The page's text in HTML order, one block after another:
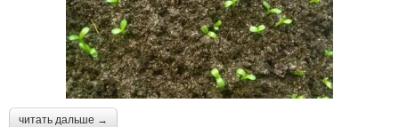
читать дальше →